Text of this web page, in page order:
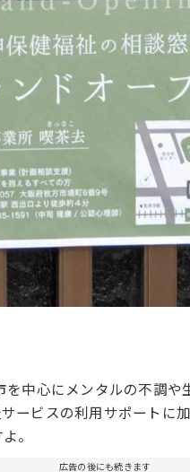
を中心にメンタルの不調
ービスの利用サポートに
。
広告の後にも続きます